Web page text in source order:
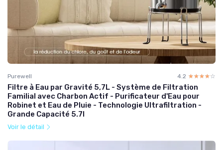
Purewell 4.2 ☆☆☆☆☆
★★★★★
Filtre à Eau par Gravité 5,7L - Système de Filtration
Familial avec Charbon Actif - Purificateur d'Eau pour
Robinet et Eau de Pluie - Technologie Ultrafiltration -
Grande Capacité 5.7l
Voir le détail